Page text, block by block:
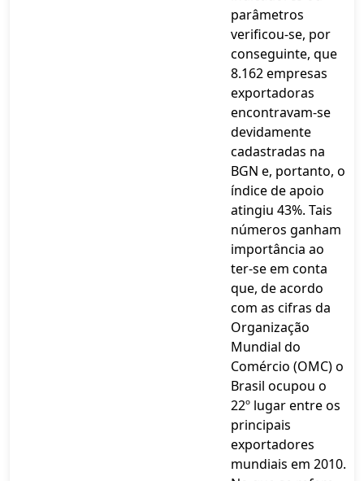
parâmetros
verificou-se, por
conseguinte, que
8.162 empresas
exportadoras
encontravam-se
devidamente
cadastradas na
BGN e, portanto, o
índice de apoio
atingiu 43%. Tais
números ganham
importância ao
ter-se em conta
que, de acordo
com as cifras da
Organização
Mundial do
Comércio (OMC) o
Brasil ocupou o
22º lugar entre os
principais
exportadores
mundiais em 2010.